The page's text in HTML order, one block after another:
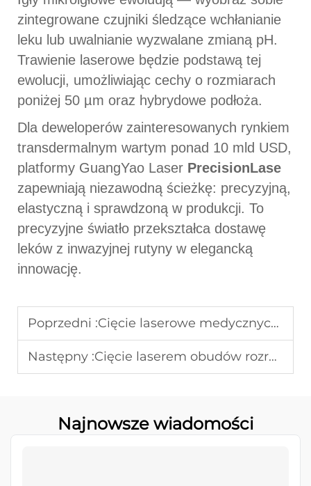
zintegrowane czujniki śledzące wchłanianie
leku lub uwalnianie wyzwalane zmianą pH.
Trawienie laserowe będzie podstawą tej
ewolucji, umożliwiając cechy o rozmiarach
poniżej 50 µm oraz hybrydowe podłoża.
Dla deweloperów zainteresowanych rynkiem
transdermalnym wartym ponad 10 mld USD,
platformy GuangYao Laser PrecisionLase
zapewniają niezawodną ścieżkę: precyzyjną,
elastyczną i sprawdzoną w produkcji. To
precyzyjne światło przekształca dostawę
leków z inwazyjnej rutyny w elegancką
innowację.
Poprzedni :Cięcie laserowe medycznych stentów: mikrostruktury z nitinolu
Następny :Cięcie laserem obudów rozruszników serca: przetwarzanie tytanu bez naprężeń
Najnowsze wiadomości